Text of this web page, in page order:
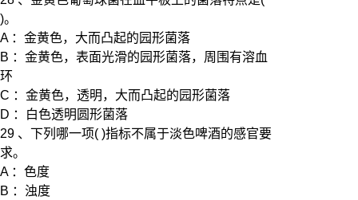
)。
A ：金黄色，大而凸起的园形菌落
B ：金黄色，表面光滑的园形菌落，周围有溶血
环
C ：金黄色，透明，大而凸起的园形菌落
D ：白色透明圆形菌落
29 、下列哪一项( )指标不属于淡色啤酒的感官要
求。
A ：色度
B ：浊度